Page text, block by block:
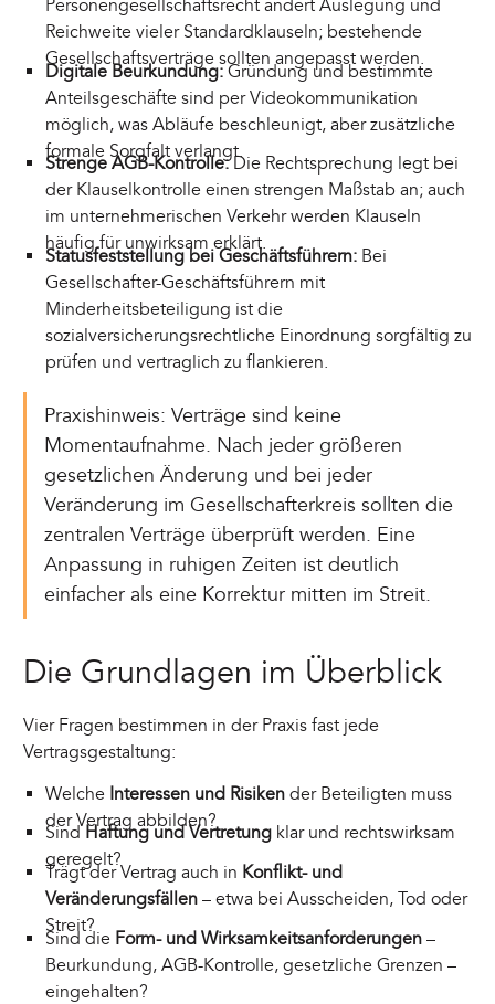
Personengesellschaftsrecht ändert Auslegung und
Reichweite vieler Standardklauseln; bestehende
Gesellschaftsverträge sollten angepasst werden.
Digitale Beurkundung:Gründung und bestimmte
Anteilsgeschäfte sind per Videokommunikation
möglich, was Abläufe beschleunigt, aber zusätzliche
formale Sorgfalt verlangt.
Strenge AGB-Kontrolle:Die Rechtsprechung legt bei
der Klauselkontrolle einen strengen Maßstab an; auch
im unternehmerischen Verkehr werden Klauseln
häufig für unwirksam erklärt.
Statusfeststellung bei Geschäftsführern:Bei
Gesellschafter-Geschäftsführern mit
Minderheitsbeteiligung ist die
sozialversicherungsrechtliche Einordnung sorgfältig zu
prüfen und vertraglich zu flankieren.
Praxishinweis: Verträge sind keine
Momentaufnahme. Nach jeder größeren
gesetzlichen Änderung und bei jeder
Veränderung im Gesellschafterkreis sollten die
zentralen Verträge überprüft werden. Eine
Anpassung in ruhigen Zeiten ist deutlich
einfacher als eine Korrektur mitten im Streit.
Die Grundlagen im Überblick
Vier Fragen bestimmen in der Praxis fast jede
Vertragsgestaltung:
Welche Interessen und Risikender Beteiligten muss
der Vertrag abbilden?
SindHaftung und Vertretungklar und rechtswirksam
geregelt?
Trägt der Vertrag auch in Konflikt- und
Veränderungsfällen– etwa bei Ausscheiden, Tod oder
Streit?
Sind die Form- und Wirksamkeitsanforderungen–
Beurkundung, AGB-Kontrolle, gesetzliche Grenzen –
eingehalten?